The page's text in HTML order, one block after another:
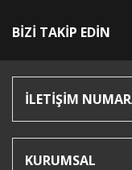
BİZİ TAKİP EDİN
İLETİŞİM
KURUMSAL